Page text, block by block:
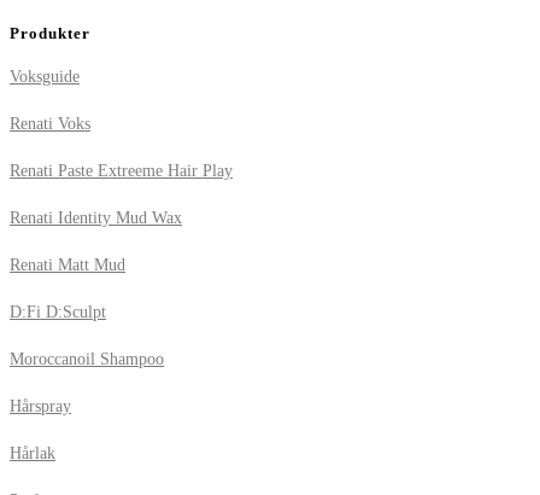
Produkter
Voksguide
Renati Voks
Renati Paste Extreeme Hair Play
Renati Identity Mud Wax
Renati Matt Mud
D:Fi D:Sculpt
Moroccanoil Shampoo
Hårspray
Hårlak